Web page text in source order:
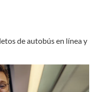
de autobús en línea y